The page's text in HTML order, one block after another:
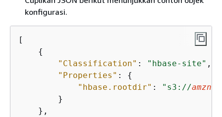
konfigurasi.
[
{
"Classification" : "hbase-site" ,
"Properties" : {
"hbase.rootdir" : "s3://amzn-
        }
    },